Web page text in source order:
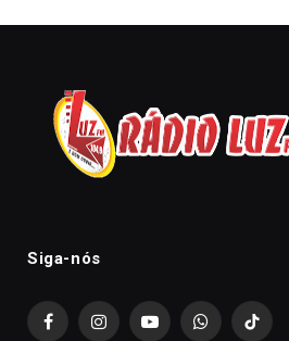
Siga-nós
FacebookInstagramYouTubeWhatsAppTikTok